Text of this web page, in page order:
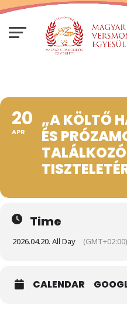
20
APR
„A KÖLTŐ
ÉS
Time
2026.04.20. All Day (GMT+02:00)
CALENDAR